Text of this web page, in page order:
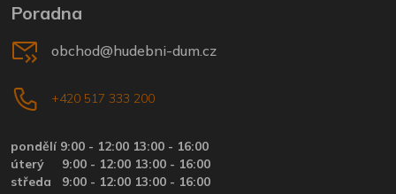
Poradna
obchod@hudebni-dum.cz
+420 517 333 200
pondělí 9:00 - 12:00 13:00 - 16:00
úterý 9:00 - 12:00 13:00 - 16:00
středa 9:00 - 12:00 13:00 - 16:00